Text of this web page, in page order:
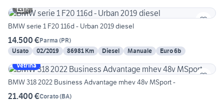
6
BMW serie 1 F20 116d - Urban 2019 diesel
14.500 €Parma (PR)
Usato
02/2019 86981 Km Diesel Manuale
Euro 6b
Vetrina
BMW 318 2022 Business Advantage mhev 48v MSport -
21.400 €Corato(BA)